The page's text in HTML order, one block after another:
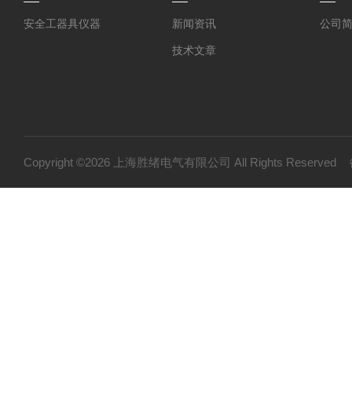
安全工器具仪器 新闻资讯
技术文章
公司
Copyright ©2026 上海胜绪电气有限公司 All Rights Reserved